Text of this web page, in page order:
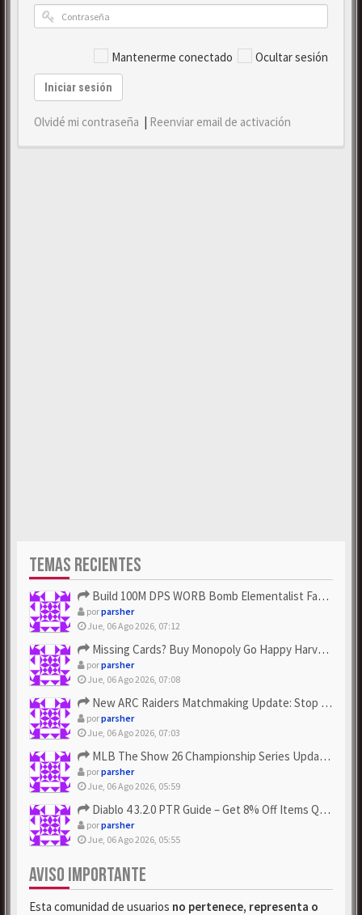
Mantenerme conectado Ocultar sesión
Iniciar sesión
Olvidé mi contraseña | Reenviar email de activación
TEMAS RECIENTES
Build 100M DPS WORB Bomb Elementalist Fast - Grab POE Curren...
porparsher
Jue, 06 Ago 2026, 07:12
Missing Cards? Buy Monopoly Go Happy Harvest with Looney Tun...
porparsher
Jue, 06 Ago 2026, 07:08
New ARC Raiders Matchmaking Update: Stop Failed - Grab Bluep...
porparsher
Jue, 06 Ago 2026, 07:03
MLB The Show 26 Championship Series Update! Get Cheap & ...
porparsher
Jue, 06 Ago 2026, 05:59
Diablo 4 3.2.0 PTR Guide – Get 8% Off Items Quickly to Test ...
porparsher
Jue, 06 Ago 2026, 05:55
AVISO IMPORTANTE
Esta comunidad de usuarios no pertenece, representa o